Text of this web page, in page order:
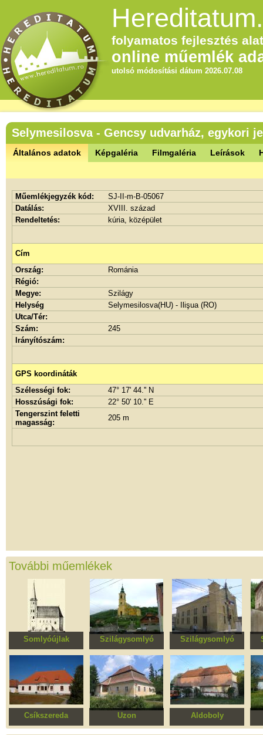
folyamatos fejlesztés
online műemlék
utolsó módosítási dátum 2026.07.08
Selymesilosva - Gencsy udvarház, egykori
Általános adatok Képgaléria Filmgaléria Leírások
Műemlékjegyzék kód:
SJ-II-m-B-05067
Datálás:
XVIII. század
Rendeltetés:
kúria, középület
Cím
Ország:
Románia
Régió:
Megye:
Szilágy
Helység
Selymesilosva(HU) - Ilişua (RO)
Utca/Tér:
Szám:
245
Irányítószám:
GPS koordináták
Szélességi fok:
47° 17' 44.'' N
Hosszúsági fok:
22° 50' 10.'' E
Tengerszint feletti
magasság:
205 m
További műemlékek
Somlyóújlak
Református templom
Szilágysomlyó
Római katolikus
templom
Szilágysomlyó
Zsinagóga
Csíkszereda
Lázár kúria, ma
Uzon
Pünkösti kúria
Aldoboly
Reznek (Czaker)